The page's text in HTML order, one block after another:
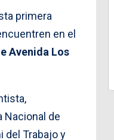
primera
en el
Avenida Los
Nacional de
del Trabajo y